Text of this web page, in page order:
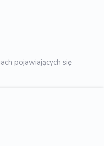
pojawiających się